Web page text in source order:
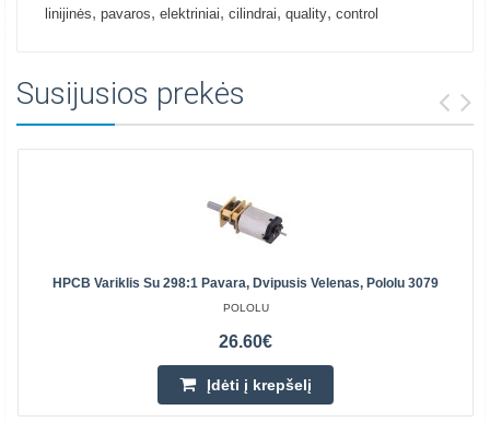
linijinės, pavaros, elektriniai, cilindrai, quality, control
Susijusios prekės
HPCB Variklis Su 298:1 Pavara, Dvipusis Velenas, Pololu 3079
POLOLU
26.60€
Įdėti į krepšelį